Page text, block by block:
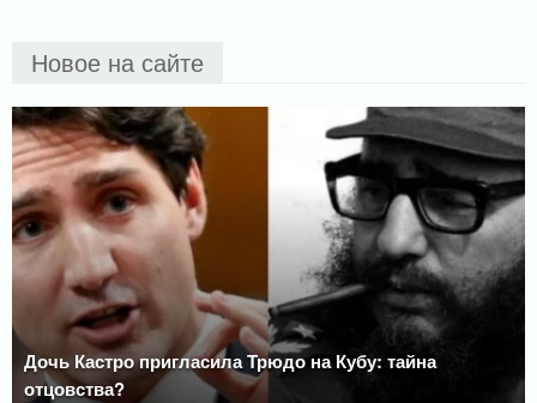
Новое на сайте
Дочь Кастро пригласила Трюдо на Кубу: тайна
отцовства?